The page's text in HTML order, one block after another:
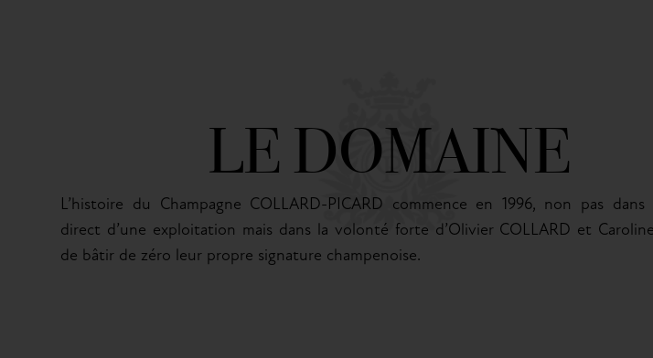
LE DOMAINE
L’histoire du Champagne COLLARD-PICARD commence en 1996, non pas dans
direct d’une exploitation mais dans la volonté forte d’Olivier COLLARD et
de bâtir de zéro leur propre signature champenoise.